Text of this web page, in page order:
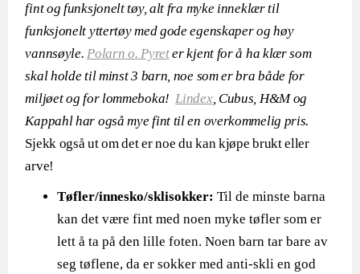
fint og funksjonelt tøy, alt fra myke inneklær til
funksjonelt yttertøy med gode egenskaper og høy
vannsøyle.Polarn o. Pyreter kjent for å ha klær som
skal holde til minst 3 barn, noe som er bra både for
miljøet og for lommeboka!Lindex, Cubus, H&M og
Kappahl har også mye fint til en overkommelig pris.
Sjekk også ut om det er noe du kan kjøpe brukt eller
arve!
Tøfler/innesko/sklisokker:Til de minste barna
kan det være fint med noen myke tøfler som er
lett å ta på den lille foten. Noen barn tar bare av
seg tøflene, da er sokker med anti-skli en god